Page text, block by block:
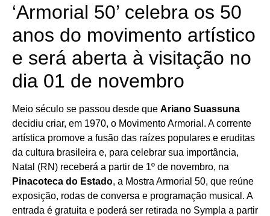
‘Armorial 50’ celebra os 50
anos do movimento artístico
e será aberta à visitação no
dia 01 de novembro
Meio século se passou desde que Ariano Suassuna
decidiu criar, em 1970, o Movimento Armorial. A corrente
artística promove a fusão das raízes populares e eruditas
da cultura brasileira e, para celebrar sua importância,
Natal (RN) receberá a partir de 1º de novembro, na
Pinacoteca do Estado, a Mostra Armorial 50, que reúne
exposição, rodas de conversa e programação musical. A
entrada é gratuita e poderá ser retirada no Sympla a partir